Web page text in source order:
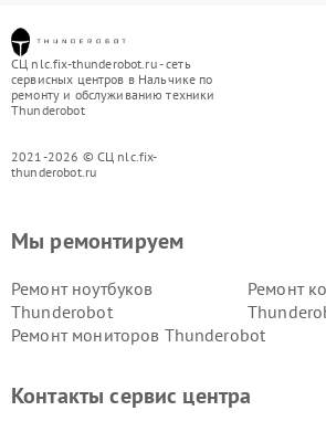
СЦ nlc.fix-thunderobot.ru - сеть
сервисных центров в Нальчике по
ремонту и обслуживанию техники
Thunderobot
2021-2026 © СЦ nlc.fix-
thunderobot.ru
Мы ремонтируем
Ремонт ноутбуков
Thunderobot
Ремонт
Ремонт мониторов Thunderobot
Контакты сервис центра